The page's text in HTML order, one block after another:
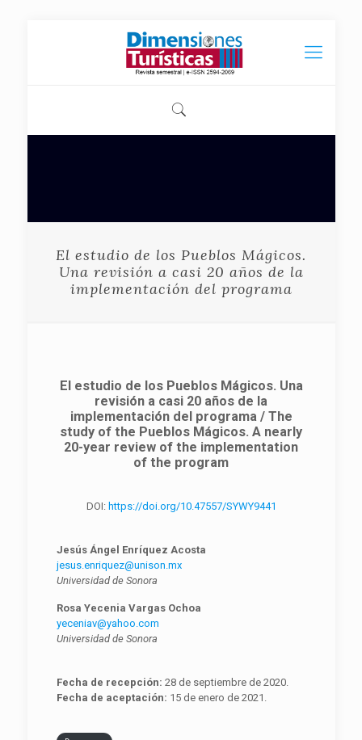
El estudio de los Pueblos Mágicos.
Una revisión a casi 20 años de la
implementación del programa
El estudio de los Pueblos Mágicos. Una
revisión a casi 20 años de la
implementación del programa / The
study of the Pueblos Mágicos. A nearly
20-year review of the implementation
of the program
DOI: https://doi.org/10.47557/SYWY9441
Jesús Ángel Enríquez Acosta
jesus.enriquez@unison.mx
Universidad de Sonora
Rosa Yecenia Vargas Ochoa
yeceniav@yahoo.com
Universidad de Sonora
Fecha de recepción: 28 de septiembre de 2020.
Fecha de aceptación: 15 de enero de 2021.